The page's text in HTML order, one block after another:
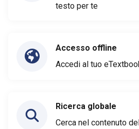
testo per te
Accesso offline
Accedi al tuo
Ricerca globale
Cerca nel contenuto